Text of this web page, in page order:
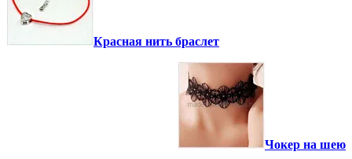
Красная нить браслет
Чокер на шею